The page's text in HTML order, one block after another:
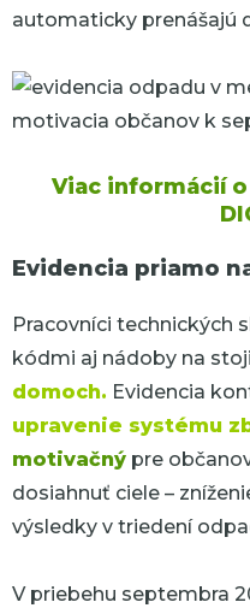
automaticky prenášajú
Viac informácií o
Evidencia priamo
Pracovníci technických
kódmi aj nádoby na
domoch. Evidencia
upravenie systému
motivačný pre
dosiahnuť ciele –
výsledky v triedení
V priebehu septembra